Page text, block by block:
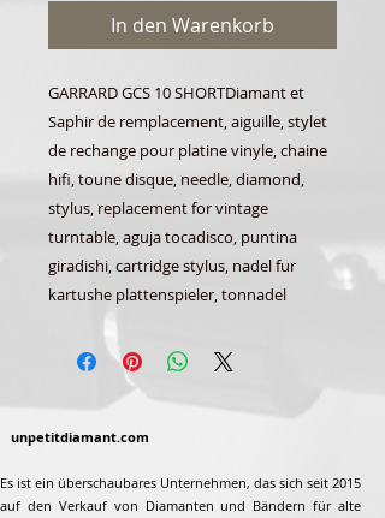
In den Warenkorb
GARRARD GCS 10 SHORTDiamant et
Saphir de remplacement, aiguille, stylet
de rechange pour platine vinyle, chaine
hifi, toune disque, needle, diamond,
stylus, replacement for vintage
turntable, aguja tocadisco, puntina
giradishi, cartridge stylus, nadel fur
kartushe plattenspieler, tonnadel
unpetitdiamant.com
Es ist ein überschaubares Unternehmen, das sich seit 2015
auf den Verkauf von Diamanten und Bändern für alte